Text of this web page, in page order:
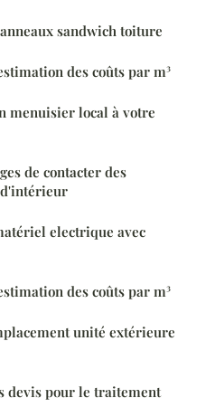
sandwich toiture
des coûts par m³
menuisier local à votre
de contacter des
electrique avec
des coûts par m³
unité extérieure
devis pour le traitement